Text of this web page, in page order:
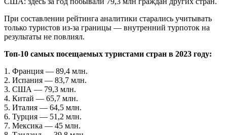
При составлении рейтинга аналитики старались учитывать
только туристов из-за границы — внутренний турпоток на
результаты не повлиял.
Топ-10 самых посещаемых туристами стран в 2023 году:
1. Франция — 89,4 млн.
2. Испания — 83,7 млн.
3. США — 79,3 млн.
4. Китай — 65,7 млн.
5. Италия — 64,5 млн.
6. Турция — 51,2 млн.
7. Мексика — 45 млн.